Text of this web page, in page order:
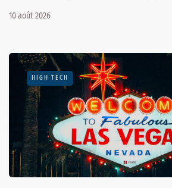
10 août 2026
HIGH TECH